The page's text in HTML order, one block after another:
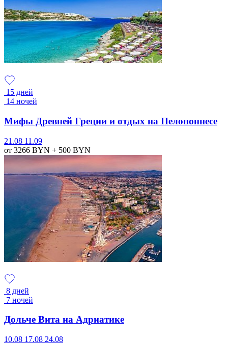
15 дней
14 ночей
Мифы Древней Греции и отдых на Пелопоннесе
21.08 11.09
от 3266 BYN + 500 BYN
8 дней
7 ночей
Дольче Вита на Адриатике
10.08 17.08 24.08